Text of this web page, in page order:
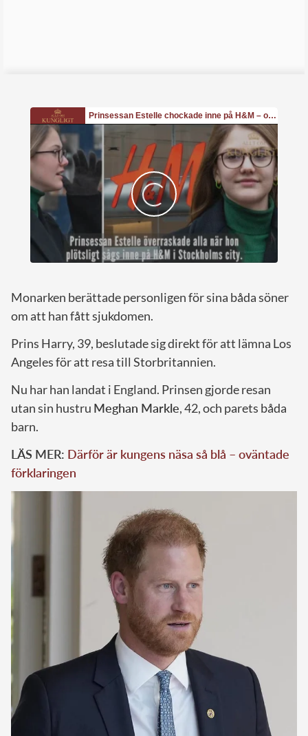
Monarken berättade personligen för sina båda söner
om att han fått sjukdomen.
Prins Harry, 39, beslutade sig direkt för att lämna Los
Angeles för att resa till Storbritannien.
Nu har han landat i England. Prinsen gjorde resan
utan sin hustru Meghan Markle, 42, och parets båda
barn.
LÄS MER: Därför är kungens näsa så blå – oväntade
förklaringen